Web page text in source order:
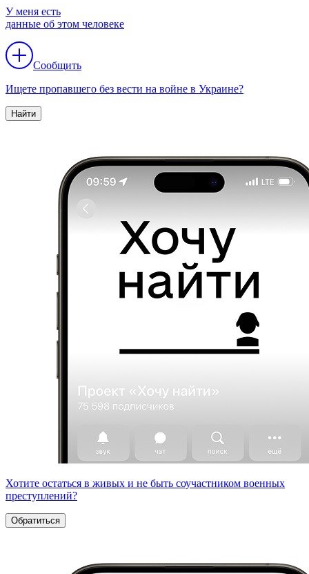
У меня есть
данные об этом человеке
Сообщить
Ищете пропавшего без вести на войне в Украине?
Найти
Хотите остаться в живых и не быть соучастником военных
преступлений?
Обратиться